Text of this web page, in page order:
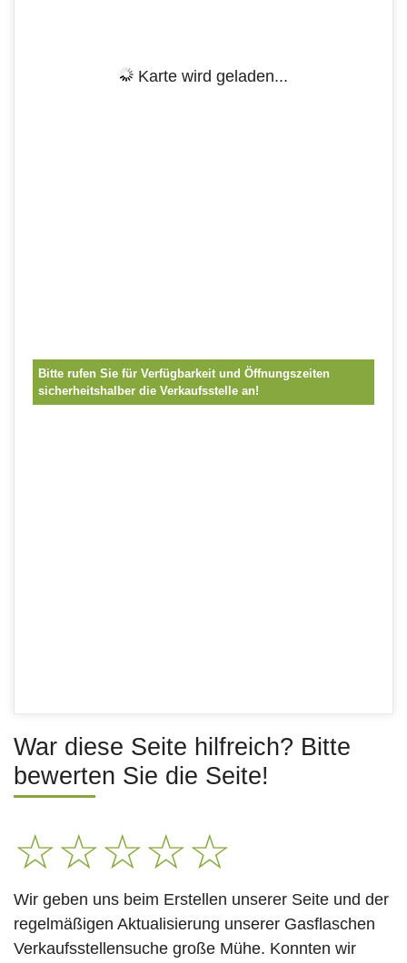
Karte wird geladen...
Bitte rufen Sie für Verfügbarkeit und Öffnungszeiten
sicherheitshalber die Verkaufsstelle an!
War diese Seite hilfreich? Bitte
bewerten Sie die Seite!
☆☆☆☆☆
Wir geben uns beim Erstellen unserer Seite und der
regelmäßigen Aktualisierung unserer Gasflaschen
Verkaufsstellensuche große Mühe. Konnten wir